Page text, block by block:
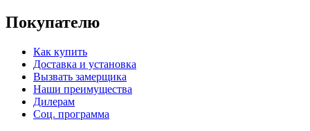
Покупателю
Как купить
Доставка и установка
Вызвать замерщика
Наши преимущества
Дилерам
Соц. программа